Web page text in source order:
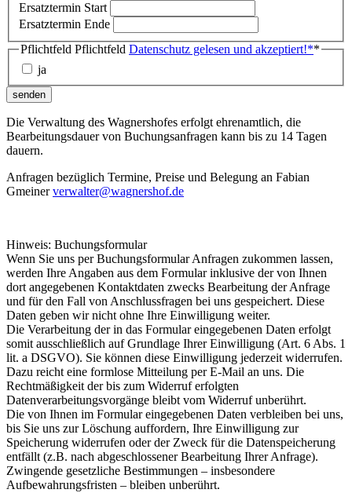
Ersatztermin Start
Ersatztermin Ende
Pflichtfeld Pflichtfeld Datenschutz gelesen und akzeptiert!**
ja
senden
Die Verwaltung des Wagnershofes erfolgt ehrenamtlich, die
Bearbeitungsdauer von Buchungsanfragen kann bis zu 14 Tagen
dauern.
Anfragen bezüglich Termine, Preise und Belegung an Fabian
Gmeinerverwalter@wagnershof.de
Hinweis: Buchungsformular
Wenn Sie uns per Buchungsformular Anfragen zukommen lassen,
werden Ihre Angaben aus dem Formular inklusive der von Ihnen
dort angegebenen Kontaktdaten zwecks Bearbeitung der Anfrage
und für den Fall von Anschlussfragen bei uns gespeichert. Diese
Daten geben wir nicht ohne Ihre Einwilligung weiter.
Die Verarbeitung der in das Formular eingegebenen Daten erfolgt
somit ausschließlich auf Grundlage Ihrer Einwilligung (Art. 6 Abs. 1
lit. a DSGVO). Sie können diese Einwilligung jederzeit widerrufen.
Dazu reicht eine formlose Mitteilung per E-Mail an uns. Die
Rechtmäßigkeit der bis zum Widerruf erfolgten
Datenverarbeitungsvorgänge bleibt vom Widerruf unberührt.
Die von Ihnen im Formular eingegebenen Daten verbleiben bei uns,
bis Sie uns zur Löschung auffordern, Ihre Einwilligung zur
Speicherung widerrufen oder der Zweck für die Datenspeicherung
entfällt (z.B. nach abgeschlossener Bearbeitung Ihrer Anfrage).
Zwingende gesetzliche Bestimmungen – insbesondere
Aufbewahrungsfristen – bleiben unberührt.